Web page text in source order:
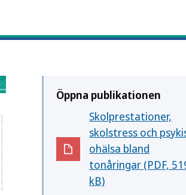
Öppna publikationen
Skolprestationer,
skolstress och
ohälsa bland
tonåringar (PDF,
kB)
(Öppnas i nytt